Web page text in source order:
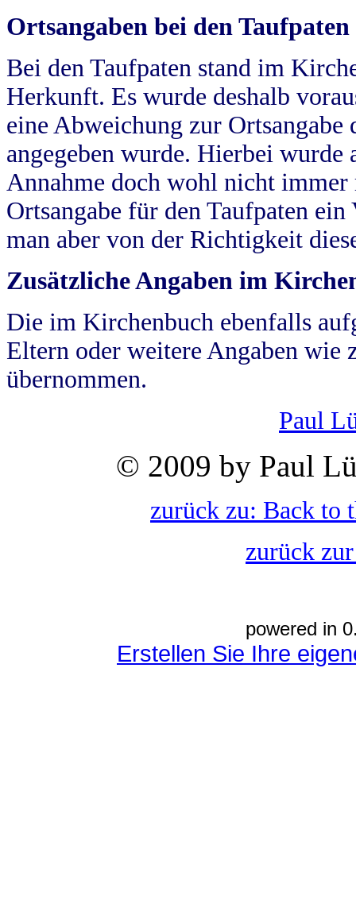
Ortsangaben bei den Taufpaten
Bei den Taufpaten stand im
Herkunft. Es wurde deshalb
eine Abweichung zur
angegeben wurde. Hierbei wurde
Annahme doch wohl nicht
Ortsangabe für den Taufpaten
man aber von der Richtigkeit
Zusätzliche Angaben im
Die im Kirchenbuch ebenfalls
Eltern oder weitere Angaben wie
übernommen.
Paul
© 2009 by Paul
zurück zu: Back to
zurück
powered in
Erstellen Sie Ihre